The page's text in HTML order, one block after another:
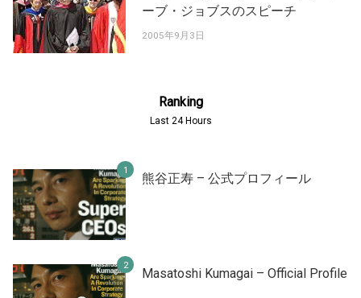
ーブ・ジョブスのスピーチ
2005年9月3日
Ranking
Last 24 Hours
熊谷正寿 – 公式プロフィール
Masatoshi Kumagai – Official Profile